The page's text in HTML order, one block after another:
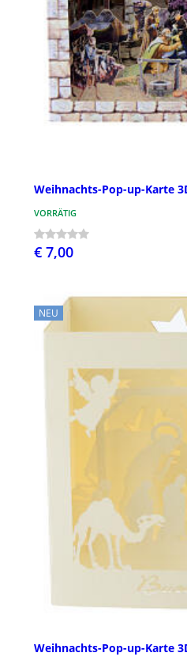
Weihnachts-Pop-up-Karte
VORRÄTIG
€ 7,00
NEU
Weihnachts-Pop-up-Karte